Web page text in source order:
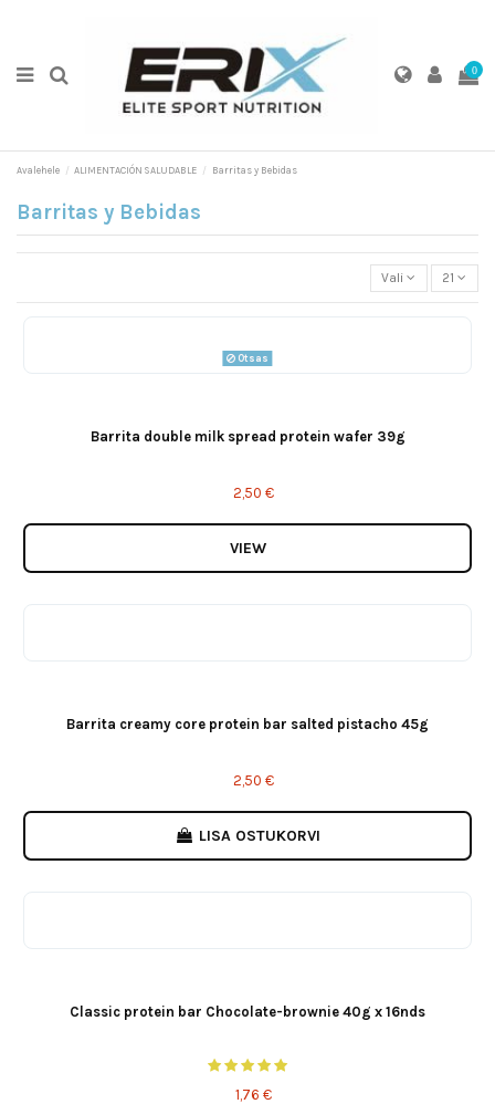
0
Avalehele ALIMENTACIÓN SALUDABLE Barritas y Bebidas
Barritas y Bebidas
Vali 21
Otsas
Barrita double milk spread protein wafer 39g
2,50 €
VIEW
Barrita creamy core protein bar salted pistacho 45g
2,50 €
LISA OSTUKORVI
Classic protein bar Chocolate-brownie 40g x 16nds
1,76 €